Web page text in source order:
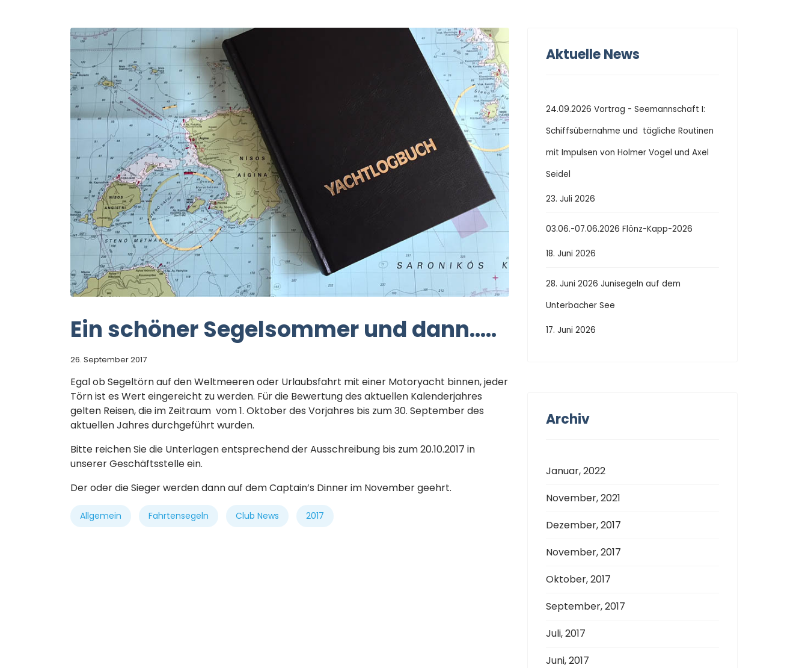
Ein schöner Segelsommer und dann…..
26. September 2017
Egal ob Segeltörn auf den Weltmeeren oder Urlaubsfahrt mit einer Motoryacht binnen, jeder
Törn ist es Wert eingereicht zu werden. Für die Bewertung des aktuellen Kalenderjahres
gelten Reisen, die im Zeitraum vom 1. Oktober des Vorjahres bis zum 30. September des
aktuellen Jahres durchgeführt wurden.
Bitte reichen Sie die Unterlagen entsprechend der Ausschreibung bis zum 20.10.2017 in
unserer Geschäftsstelle ein.
Der oder die Sieger werden dann auf dem Captain’s Dinner im November geehrt.
Allgemein Fahrtensegeln Club News 2017
Aktuelle News
24.09.2026 Vortrag - Seemannschaft I:
Schiffsübernahme und tägliche Routinen
mit Impulsen von Holmer Vogel und Axel
Seidel
23. Juli 2026
03.06.-07.06.2026 Flönz-Kapp-2026
18. Juni 2026
28. Juni 2026 Junisegeln auf dem
Unterbacher See
17. Juni 2026
Archiv
Januar, 2022
November, 2021
Dezember, 2017
November, 2017
Oktober, 2017
September, 2017
Juli, 2017
Juni, 2017